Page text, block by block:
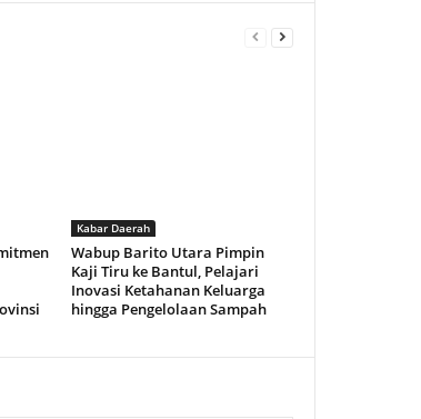
Kabar Daerah
Wabup Barito Utara Pimpin
Kaji Tiru ke Bantul, Pelajari
Inovasi Ketahanan Keluarga
hingga Pengelolaan Sampah